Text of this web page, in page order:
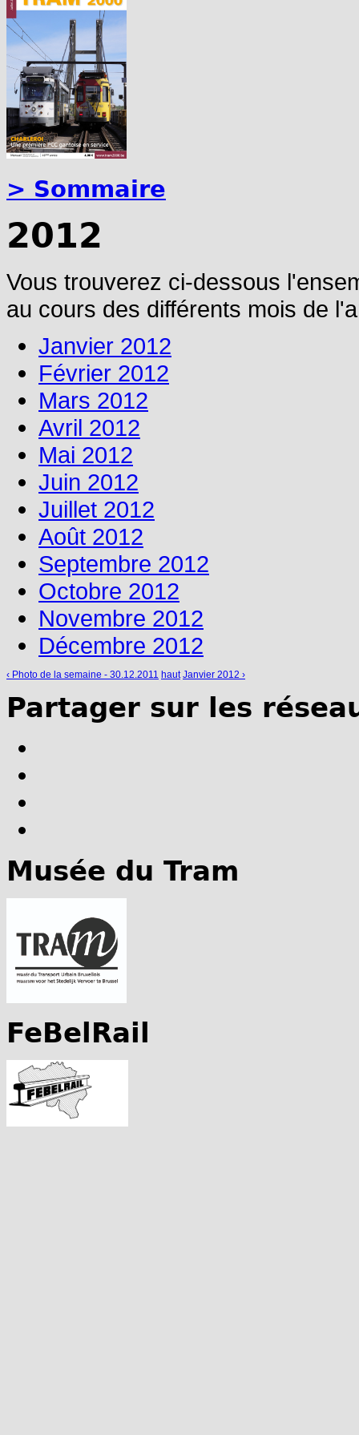
> Sommaire
2012
Vous trouverez ci-dessous
au cours des différents mois de
Janvier 2012
Février 2012
Mars 2012
Avril 2012
Mai 2012
Juin 2012
Juillet 2012
Août 2012
Septembre 2012
Octobre 2012
Novembre 2012
Décembre 2012
‹ Photo de la semaine - 30.12.2011 haut Janvier 2012 ›
Partager sur les
Musée du Tram
FeBelRail